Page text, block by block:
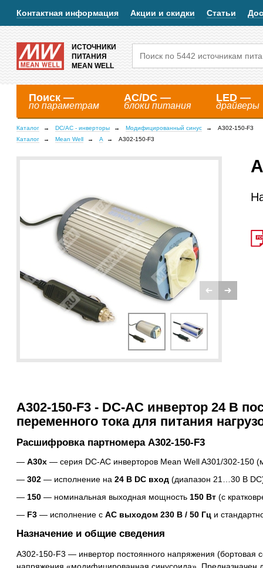
Контактная информация Акции и скидки Статьи
ИСТОЧНИКИ
ПИТАНИЯ
MEAN WELL
Поиск —
по параметрам
AC/DC —
блоки питания
LED —
драйверы
Каталог DC/AC - инверторы Модифицированный синус
A302-150-F3
Каталог
Mean Well A A302-150-F3
A302-150-F3 - DC-AC инвертор 24 В
переменного тока для питания
Расшифровка партномера A302-150-F3
A30x — серия DC-AC инверторов Mean Well A301/302-150
302 — исполнение на 24 В DC вход (диапазон 21…30 В
150 — номинальная выходная мощность 150 Вт (с
F3 — исполнение с AC выходом 230 В / 50 Гц и
Назначение и общие сведения
A302-150-F3 — инвертор постоянного напряжения